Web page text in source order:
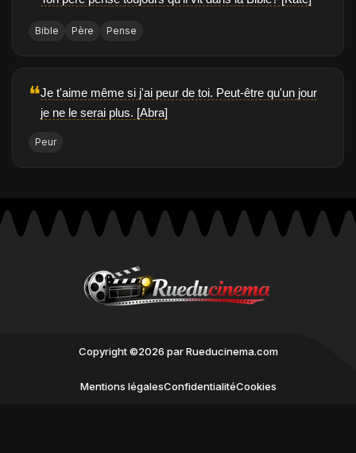
Bible Père Pense
❝Je t'aime même si j'ai peur de toi. Peut-être qu'un jour
je ne le serai plus. [Abra]
Peur
Copyright ©2026 par Rueducinema.com
Mentions légalesConfidentialitéCookies